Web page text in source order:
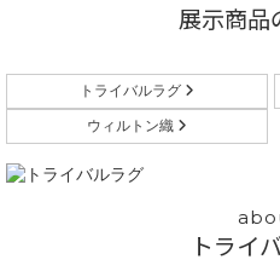
展示商品
トライバルラグ
ウィルトン織
トライ